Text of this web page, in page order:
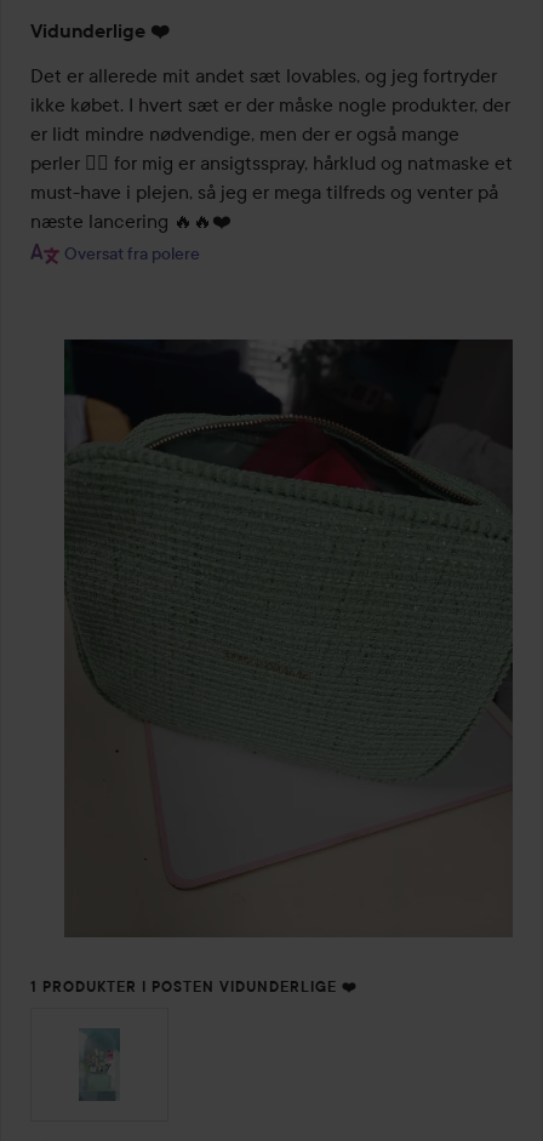
5
ud
af
5
Vidunderlige ❤️
Det er allerede mit andet sæt lovables, og jeg fortryder
ikke købet. I hvert sæt er der måske nogle produkter, der
er lidt mindre nødvendige, men der er også mange
perler 👌🏻 for mig er ansigtsspray, hårklud og natmaske et
must-have i plejen, så jeg er mega tilfreds og venter på
næste lancering 🔥🔥❤️
Oversat fra polere
1 PRODUKTER I POSTEN VIDUNDERLIGE ❤️